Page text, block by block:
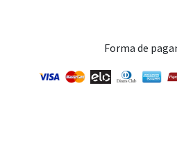
Forma de